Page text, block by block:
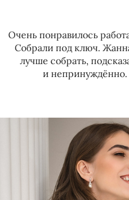
Очень понравилось
Собрали под ключ.
лучше собрать,
и